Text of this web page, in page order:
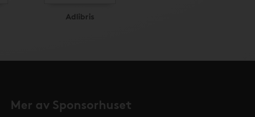
Adlibris
Mer av Sponsorhuset